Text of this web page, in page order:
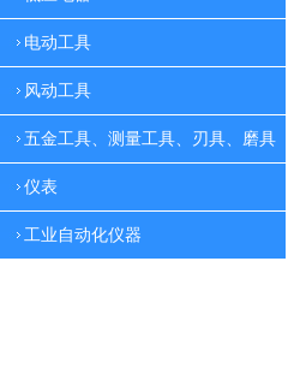
电动工具
风动工具
五金工具、测量工具、刃具、磨具
仪表
工业自动化仪器